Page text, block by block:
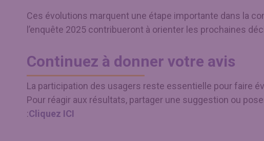
Ces évolutions marquent une étape importante dans la
l’enquête 2025 contribueront à orienter les prochaines
Continuez à donner votre avis
La participation des usagers reste essentielle pour faire
Pour réagir aux résultats, partager une suggestion ou
:Cliquez ICI